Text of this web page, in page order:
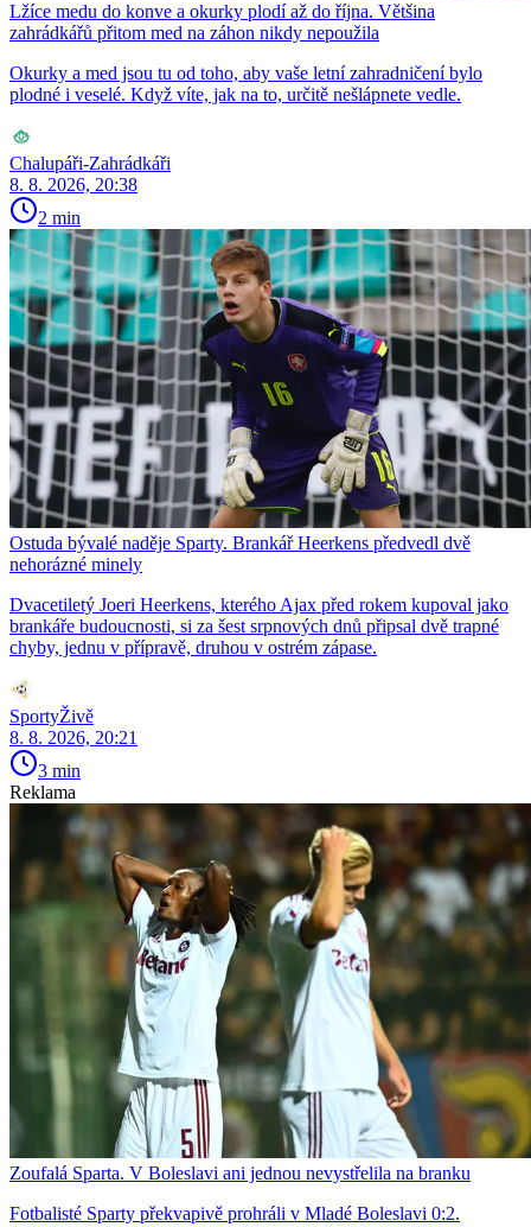
Lžíce medu do konve a okurky plodí až do října. Většina
zahrádkářů přitom med na záhon nikdy nepoužila
Okurky a med jsou tu od toho, aby vaše letní zahradničení bylo
plodné i veselé. Když víte, jak na to, určitě nešlápnete vedle.
Chalupáři-Zahrádkáři
8. 8. 2026, 20:38
2 min
Ostuda bývalé naděje Sparty. Brankář Heerkens předvedl dvě
nehorázné minely
Dvacetiletý Joeri Heerkens, kterého Ajax před rokem kupoval jako
brankáře budoucnosti, si za šest srpnových dnů připsal dvě trapné
chyby, jednu v přípravě, druhou v ostrém zápase.
SportyŽivě
8. 8. 2026, 20:21
3 min
Reklama
Zoufalá Sparta. V Boleslavi ani jednou nevystřelila na branku
Fotbalisté Sparty překvapivě prohráli v Mladé Boleslavi 0:2.